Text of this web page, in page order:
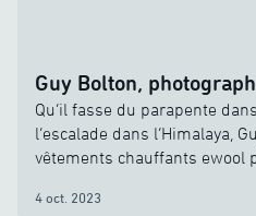
Guy Bolton,
Qu’il fasse du parapente
l’escalade dans l’Himalaya,
vêtements chauffants ewool
plus difficiles du monde,
4 oct. 2023